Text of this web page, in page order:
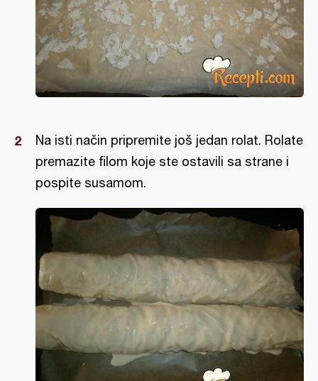
Na isti način pripremite još jedan rolat. Rolate
premazite filom koje ste ostavili sa strane i
pospite susamom.